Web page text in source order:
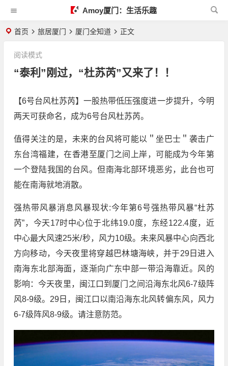
Amoy厦门：生活乐趣
首页 旅居厦门 厦门全知道 正文
“泰利”刚过，“杜苏芮”又来了！！
阅读模式
【6号台风杜苏芮】一股热带低压强度进一步提升，今明
两天可获命名，成为6号台风杜苏芮。
值得关注的是，未来的台风将可能以＂坐巴士＂袭击广
东台湾福建，在香港至厦门之间上岸，可能成为今年第
一个登陆我国的台风。但南海北部环境恶劣，此台也可
能在南海就地消散。
强热带风暴消息风暴现状:今年第6号强热带风暴“杜苏
芮”，今天17时中心位于北纬19.0度，东经122.4度，近
中心最大风速25米/秒，风力10级。未来风暴中心向西北
方向移动，今天夜里将穿越巴林塘海峡，并于29日进入
南海东北部海面，逐渐向广东中部一带沿海靠近。风的
影响：今天夜里，闽江口到厦门之间沿海东北风6-7级阵
风8-9级。29日，闽江口以南沿海东北风转偏东风，风力
6-7级阵风8-9级。请注意防范。